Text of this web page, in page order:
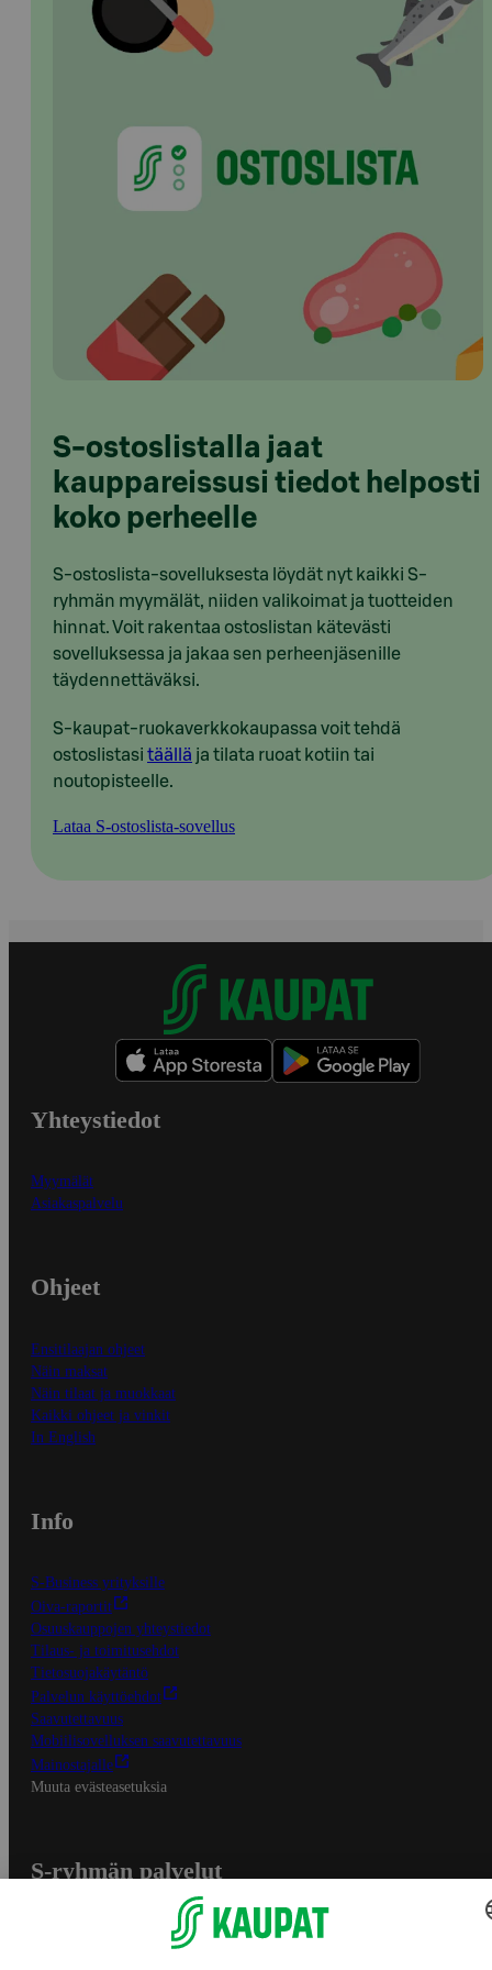
S-ostoslistalla jaat
kauppareissusi tiedot helposti
koko perheelle
S-ostoslista-sovelluksesta löydät nyt kaikki S-
ryhmän myymälät, niiden valikoimat ja tuotteiden
hinnat. Voit rakentaa ostoslistan kätevästi
sovelluksessa ja jakaa sen perheenjäsenille
täydennettäväksi.
S-kaupat-ruokaverkkokaupassa voit tehdä
ostoslistasi täällä ja tilata ruoat kotiin tai
noutopisteelle.
Lataa S-ostoslista-sovellus
Yhteystiedot
Myymälät
Asiakaspalvelu
Ohjeet
Ensitilaajan ohjeet
Näin maksat
Näin tilaat ja muokkaat
Kaikki ohjeet ja vinkit
In English
Info
S-Business yrityksille
Oiva-raportit
Osuuskauppojen yhteystiedot
Tilaus- ja toimitusehdot
Tietosuojakäytäntö
Palvelun käyttöehdot
Saavutettavuus
Mobiilisovelluksen saavutettavuus
Mainostajalle
Muuta evästeasetuksia
S-ryhmän palvelut